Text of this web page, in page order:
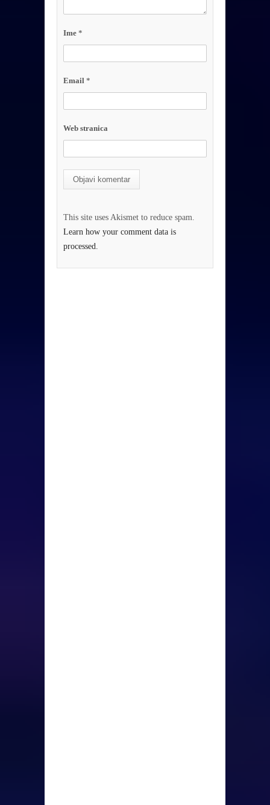
Ime *
Email *
Web stranica
This site uses Akismet to reduce spam.
Learn how your comment data is
processed.